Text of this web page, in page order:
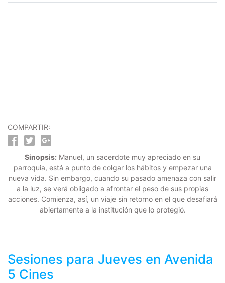
COMPARTIR:
Sinopsis: Manuel, un sacerdote muy apreciado en su
parroquia, está a punto de colgar los hábitos y empezar una
nueva vida. Sin embargo, cuando su pasado amenaza con salir
a la luz, se verá obligado a afrontar el peso de sus propias
acciones. Comienza, así, un viaje sin retorno en el que desafiará
abiertamente a la institución que lo protegió.
Sesiones para Jueves en Avenida
5 Cines